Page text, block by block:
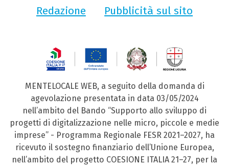
Redazione
Pubblicità sul sito
MENTELOCALE WEB, a seguito della domanda di
agevolazione presentata in data 03/05/2024
nell’ambito del Bando “Supporto allo sviluppo di
progetti di digitalizzazione nelle micro, piccole e medie
imprese” - Programma Regionale FESR 2021–2027, ha
ricevuto il sostegno finanziario dell’Unione Europea,
nell’ambito del progetto COESIONE ITALIA 21–27, per la